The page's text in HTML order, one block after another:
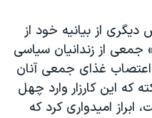
از بیانیه خود از
جمعی از زندانیان سیاسی
۳۰ زندان و اعتصاب غذای جمعی آنان
که این کارزار وارد چهل
امیدواری کرد که